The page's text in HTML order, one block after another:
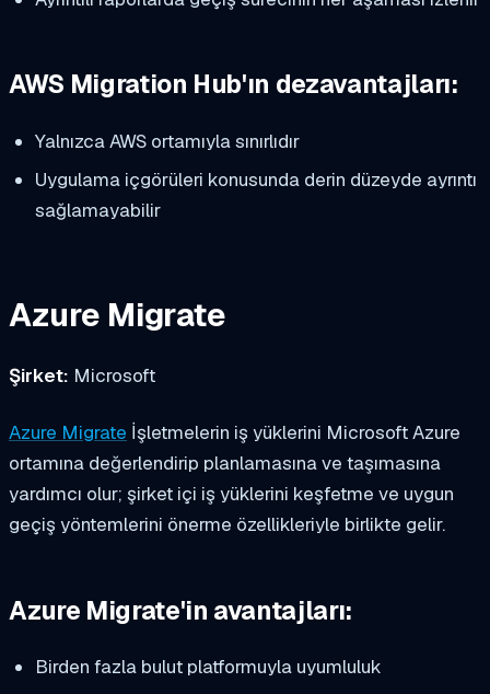
AWS Migration Hub'ın dezavantajları:
Yalnızca AWS ortamıyla sınırlıdır
Uygulama içgörüleri konusunda derin düzeyde ayrıntı
sağlamayabilir
Azure Migrate
Şirket: Microsoft
Azure Migrate İşletmelerin iş yüklerini Microsoft Azure
ortamına değerlendirip planlamasına ve taşımasına
yardımcı olur; şirket içi iş yüklerini keşfetme ve uygun
geçiş yöntemlerini önerme özellikleriyle birlikte gelir.
Azure Migrate'in avantajları:
Birden fazla bulut platformuyla uyumluluk